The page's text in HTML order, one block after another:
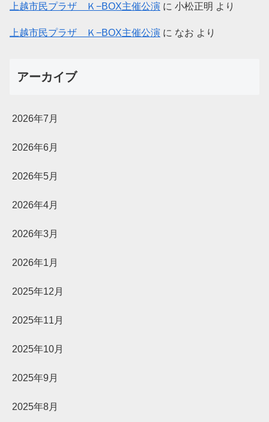
上越市民プラザ Ｋ−BOX主催公演 に 小松正明 より
上越市民プラザ Ｋ−BOX主催公演 に なお より
アーカイブ
2026年7月
2026年6月
2026年5月
2026年4月
2026年3月
2026年1月
2025年12月
2025年11月
2025年10月
2025年9月
2025年8月